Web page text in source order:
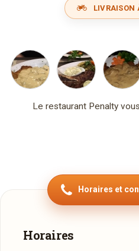
LIVRAISON
Le restaurant Penalty
Horaires et
Horaires